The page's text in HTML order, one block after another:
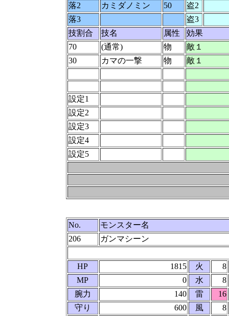
落2
カミダノミン 50
盗2
落3
盗3
技割合
技名 属性
効果
70
(通常) 物
敵１
30
カマの一撃 物 敵１
設定1
設定2
設定3
設定4
設定5
No.
モンスター名
206
ガンマシーン
HP 1815 火
8
MP
0 水
8
腕力
140 雷
16
守り
600 風 8